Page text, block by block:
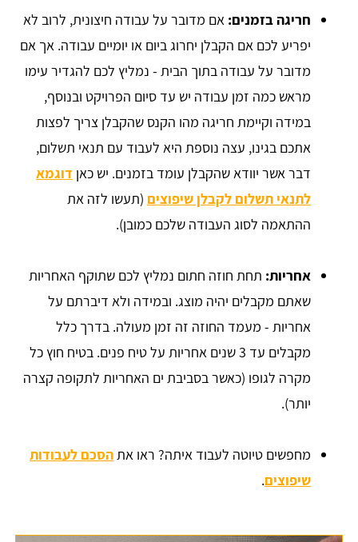
חריגה בזמנים: אם מדובר על עבודה חיצונית, לרוב לא
יפריע לכם אם הקבלן יחרוג ביום או יומיים עבודה. אך אם
מדובר על עבודה בתוך הבית - נמליץ לכם להגדיר עימו
מראש כמה זמן עבודה יש עד סיום הפרויקט ובנוסף,
במידה וקיימת חריגה מהו הקנס שהקבלן צריך לפצות
אתכם בגינו, עצה נוספת היא לעבוד עם תנאי תשלום,
דבר אשר יוודא שהקבלן עומד בזמנים. יש כאן דוגמא
לתנאי תשלום לקבלן שיפוצים (תעשו לזה את
ההתאמה לסוג העבודה שלכם כמובן).
אחריות: תחת חוזה חתום נמליץ לכם שתוקף האחריות
שאתם מקבלים יהיה מוצג. ובמידה ולא דיברתם על
אחריות - מעמד החוזה זה זמן מעולה. בדרך כלל
מקבלים עד 3 שנים אחריות על טיח פנים. בטיח חוץ כל
מקרה לגופו (כאשר בסביבת ים האחריות לתקופה קצרה
יותר).
מחפשים טיוטה לעבוד איתה? ראו אתהסכם לעבודות
שיפוצים.